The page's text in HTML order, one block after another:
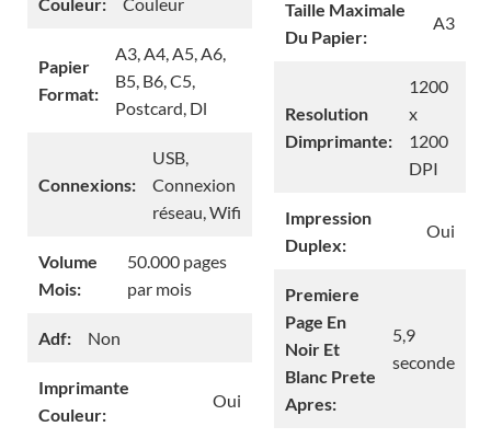
Papier
Format:
A3, A4, A5, A6,
B5, B6, C5,
Postcard, Dl
Connexions:
USB,
Connexion
réseau, Wifi
Volume
Mois:
50.000 pages
par mois
Adf: Non
Imprimante
Couleur:
Oui
Taille Maximale
Du Papier:
A3
Resolution
Dimprimante:
1200
x
1200
DPI
Impression
Duplex:
Oui
Premiere
Page En
Noir Et
Blanc Prete
Apres:
5,9
seconde